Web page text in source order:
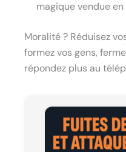
magique vendue
Moralité ? Réduisez
formez vos gens,
répondez plus au